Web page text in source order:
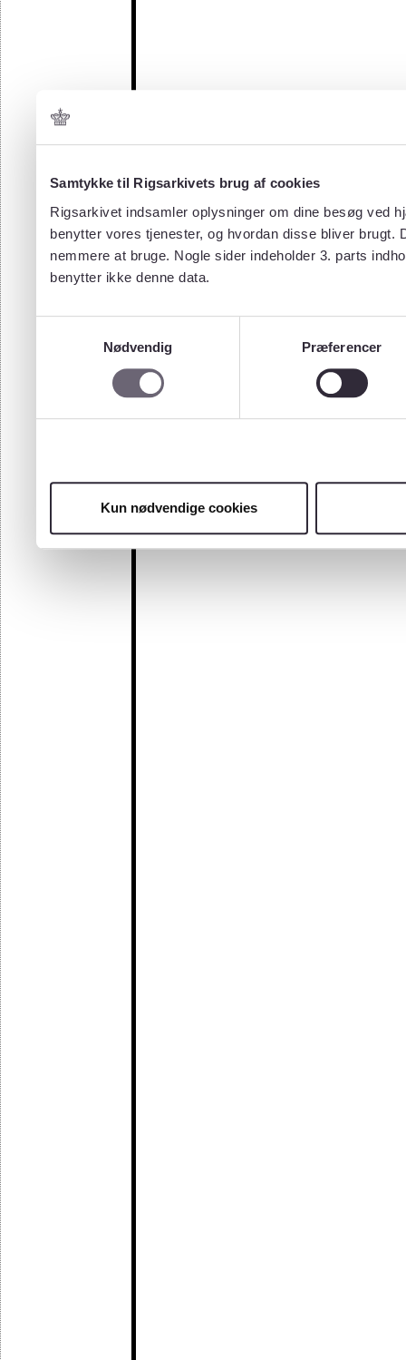
Samtykke til Rigsarkivets brug af cookies
Rigsarkivet indsamler oplysninger om dine besøg ved
benytter vores tjenester, og hvordan disse bliver
nemmere at bruge. Nogle sider indeholder 3. parts
benytter ikke denne data.
Nødvendig
Præferencer
Kun nødvendige cookies